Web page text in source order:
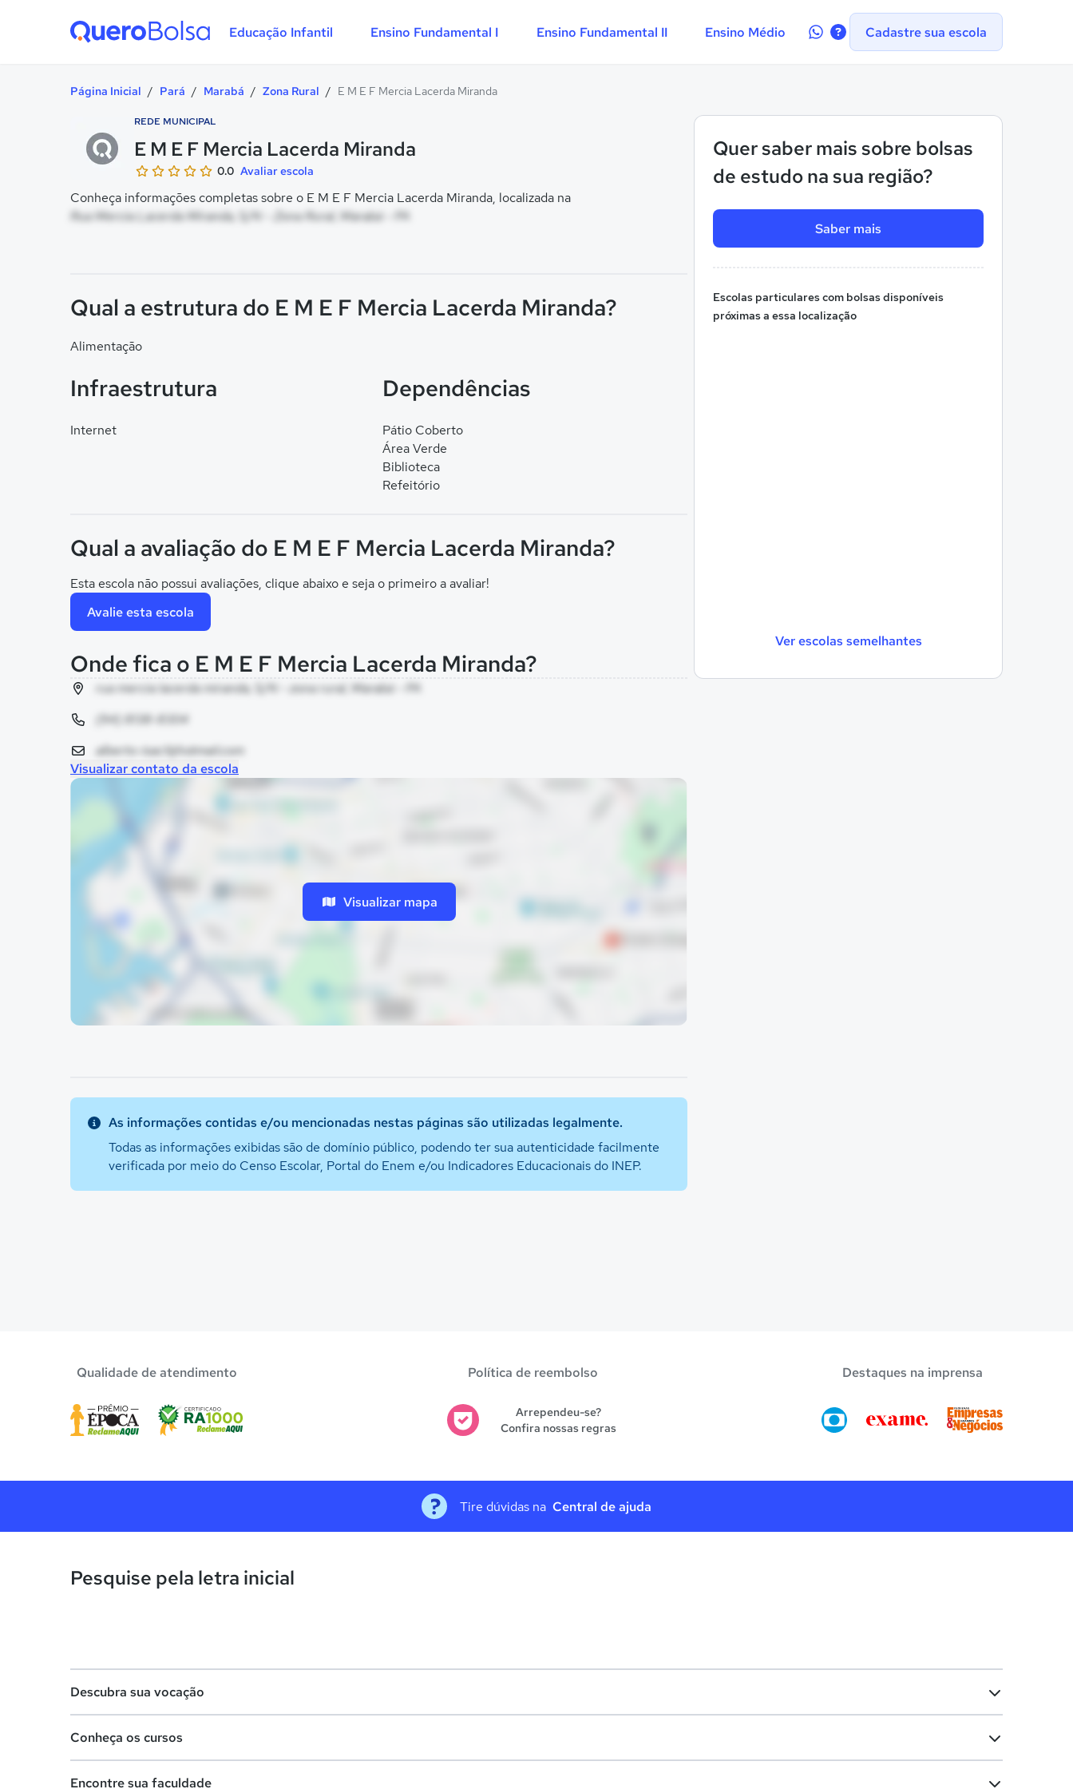
Educação Infantil Ensino Fundamental I Ensino Fundamental II Ensino Médio
Contate-Cadastre sua escola
Página Inicial / Pará / Marabá / Zona Rural / E M E F Mercia Lacerda Miranda
REDE MUNICIPAL
E M E F Mercia Lacerda Miranda
0.0 Avaliar escola
Conheça informações completas sobre o E M E F Mercia Lacerda Miranda, localizada na
Rua Mercia Lacerda Miranda, S/N - Zona Rural, Marabá - PA
Quer saber mais sobre bolsas
de estudo na sua região?
Saber mais
Escolas particulares com bolsas disponíveis
próximas a essa localização
Ver escolas semelhantes
Qual a estrutura do E M E F Mercia Lacerda Miranda?
Alimentação
Infraestrutura
Internet
Dependências
Pátio Coberto
Área Verde
Biblioteca
Refeitório
Qual a avaliação do E M E F Mercia Lacerda Miranda?
Esta escola não possui avaliações, clique abaixo e seja o primeiro a avaliar!
Avalie esta escola
Onde fica o E M E F Mercia Lacerda Miranda?
rua mercia lacerda miranda, S/N - zona rural, Marabá - PA
(94) 8138-8304
alberto-isac1@hotmail.com
Visualizar contato da escola
Visualizar mapa
As informações contidas e/ou mencionadas nestas páginas são utilizadas legalmente.
Todas as informações exibidas são de domínio público, podendo ter sua autenticidade facilmente
verificada por meio do Censo Escolar, Portal do Enem e/ou Indicadores Educacionais do INEP.
Qualidade de atendimento Política de reembolso
Arrependeu-se?
Confira nossas regras
Destaques na imprensa
Tire dúvidas na Central de ajuda
Pesquise pela letra inicial
Descubra sua vocação
Conheça os cursos
Encontre sua faculdade